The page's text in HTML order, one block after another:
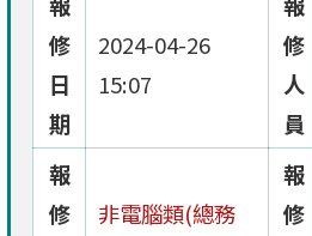
修
日
期
2024-04-26
15:07
修
人
員
報
修
非電腦類(總務
報
修